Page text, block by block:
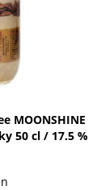
MOONSHINE
50 cl / 17.5 %